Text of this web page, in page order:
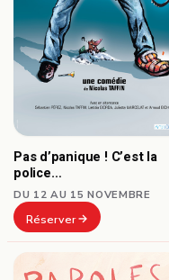
Pas d’panique ! C’est la
police…
DU 12 AU 15 NOVEMBRE
Réserver